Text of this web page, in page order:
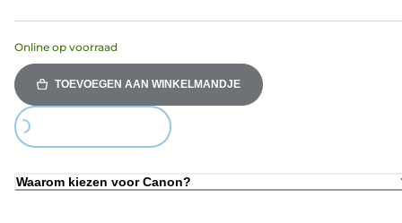
Online op voorraad
TOEVOEGEN AAN WINKELMANDJE
Loading...
Waarom kiezen voor Canon?